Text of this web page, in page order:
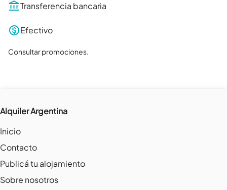
Transferencia bancaria
Efectivo
Consultar promociones.
Alquiler Argentina
Inicio
Contacto
Publicá tu alojamiento
Sobre nosotros